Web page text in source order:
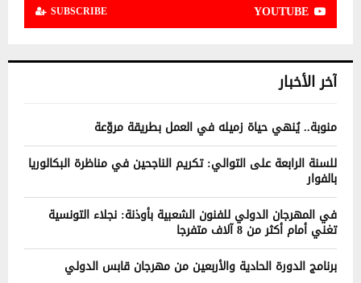
YOUTUBE
SUBSCRIBE
آخر الأخبار
منوبة.. يُنهي حياة زميله في العمل بطريقة مروّعة
للسنة الرابعة على التوالي: تكريم الناجحين في مناظرة البكالوريا
بالفوار
في المهرجان الدولي للفنون الشعبية بأوذنة: نجلاء التونسية
تغني أمام أكثر من 8 آلاف متفرجا
برنامج الدورة الحادية والأربعين من مهرجان قابس الدولي